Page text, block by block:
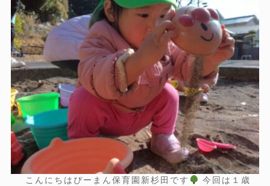
こんにちはぴーまん保育園新杉田です
今回は１歳